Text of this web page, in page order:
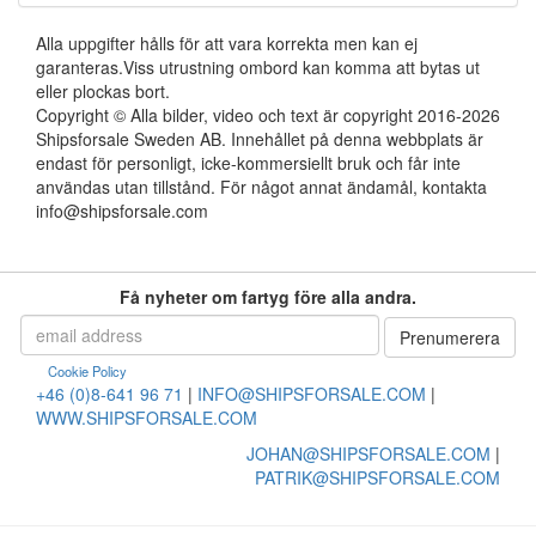
Alla uppgifter hålls för att vara korrekta men kan ej
garanteras.Viss utrustning ombord kan komma att bytas ut
eller plockas bort.
Copyright © Alla bilder, video och text är copyright 2016-2026
Shipsforsale Sweden AB. Innehållet på denna webbplats är
endast för personligt, icke-kommersiellt bruk och får inte
användas utan tillstånd. För något annat ändamål, kontakta
info@shipsforsale.com
Få nyheter om fartyg före alla andra.
Cookie Policy
+46 (0)8-641 96 71 | INFO@SHIPSFORSALE.COM |
WWW.SHIPSFORSALE.COM
JOHAN@SHIPSFORSALE.COM |
PATRIK@SHIPSFORSALE.COM